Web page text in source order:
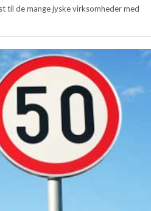
til de mange jyske virksomheder med